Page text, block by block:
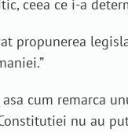
ceea ce i-a
propunerea
cum remarca
nu au